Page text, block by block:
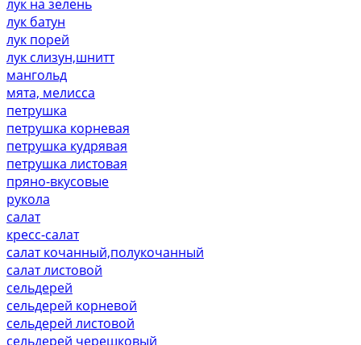
лук на зелень
лук батун
лук порей
лук слизун,шнитт
мангольд
мята, мелисса
петрушка
петрушка корневая
петрушка кудрявая
петрушка листовая
пряно-вкусовые
рукола
салат
кресс-салат
салат кочанный,полукочанный
салат листовой
сельдерей
сельдерей корневой
сельдерей листовой
сельдерей черешковый